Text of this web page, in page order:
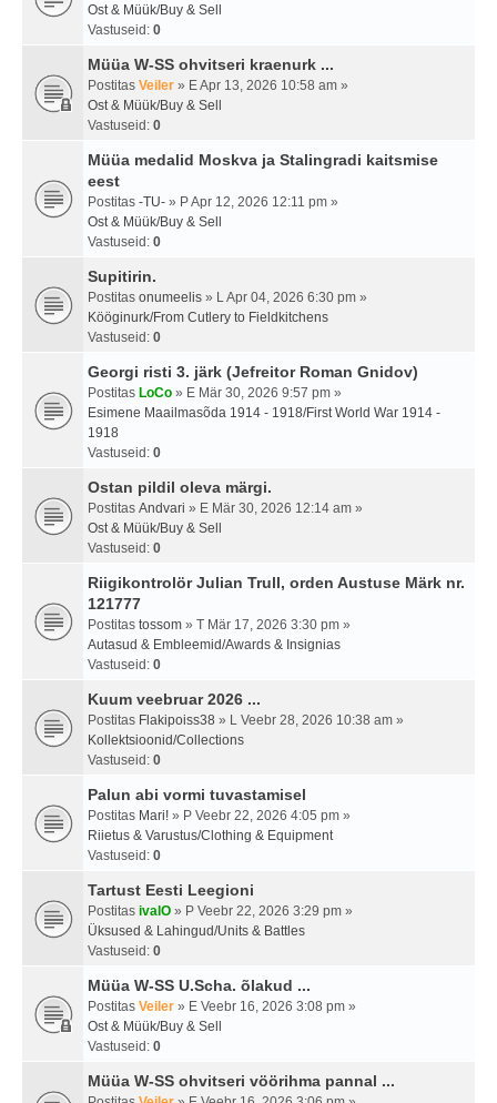
Ost & Müük/Buy & Sell
Vastuseid: 0
Müüa W-SS ohvitseri kraenurk ...
Postitas Veiler » E Apr 13, 2026 10:58 am »
Ost & Müük/Buy & Sell
Vastuseid: 0
Müüa medalid Moskva ja Stalingradi kaitsmise
eest
Postitas -TU- » P Apr 12, 2026 12:11 pm »
Ost & Müük/Buy & Sell
Vastuseid: 0
Supitirin.
Postitas onumeelis » L Apr 04, 2026 6:30 pm »
Kööginurk/From Cutlery to Fieldkitchens
Vastuseid: 0
Georgi risti 3. järk (Jefreitor Roman Gnidov)
Postitas LoCo » E Mär 30, 2026 9:57 pm »
Esimene Maailmasõda 1914 - 1918/First World War 1914 -
1918
Vastuseid: 0
Ostan pildil oleva märgi.
Postitas Andvari » E Mär 30, 2026 12:14 am »
Ost & Müük/Buy & Sell
Vastuseid: 0
Riigikontrolör Julian Trull, orden Austuse Märk nr.
121777
Postitas tossom » T Mär 17, 2026 3:30 pm »
Autasud & Embleemid/Awards & Insignias
Vastuseid: 0
Kuum veebruar 2026 ...
Postitas Flakipoiss38 » L Veebr 28, 2026 10:38 am »
Kollektsioonid/Collections
Vastuseid: 0
Palun abi vormi tuvastamisel
Postitas Mari! » P Veebr 22, 2026 4:05 pm »
Riietus & Varustus/Clothing & Equipment
Vastuseid: 0
Tartust Eesti Leegioni
Postitas ivalO » P Veebr 22, 2026 3:29 pm »
Üksused & Lahingud/Units & Battles
Vastuseid: 0
Müüa W-SS U.Scha. õlakud ...
Postitas Veiler » E Veebr 16, 2026 3:08 pm »
Ost & Müük/Buy & Sell
Vastuseid: 0
Müüa W-SS ohvitseri vöörihma pannal ...